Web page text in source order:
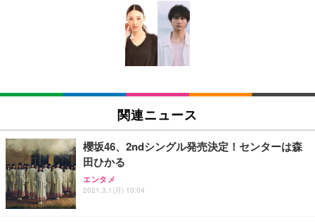
[EdoErgo] オフィスチェア 椅子 テレワーク 疲れな
い 跳ね上げ式アームレスト コンパクト 約105度ロッ
キング pc 事務椅子 360度回転 座面昇降 強化ナイロ
ン樹脂ベース 通気性メッシュ 在宅ワーク H-WY01
(黒網+黒枠+黒足)
SIHOO B100 オフィスチェア／デスクチェア メッシ
ュチェア 人間工学 疲れない ブラック
￥27,999
Sezlife オフィスチェア デスクチェア 疲れない テレ
ワーク チェア 強化バックレスト 30度ロッキング機
能 人間工学 椅子 腰サポート 90度跳ね上げ式アーム
EIZO ビジネス向けプレミアムモニター | FlexScan
EV3240X-WT | 31.5型4K UHD・USB Type-C・ホワ
￥105,595
EIZO ビジネス向けプレミアムモニター | FlexScan
￥109,572
【純正品】27"ゲーミングモニター DualSense 充電
フック付き（CFI-ZDM1J）
Amazonベーシック ペットシーツ 薄型 レギュラー 1
回使い捨て 無香料 ホワイト 300枚
Amazonベーシック ペットシーツ 厚型 ワイド 42枚
x2袋(84枚) ホワイト(吸収面:ライトブルー)
￥3,234
ネオ・ルーライフ ネオ・オムツ L 中型犬用 26枚入
り 単品
関連ニュース
櫻坂46、2ndシングル発売決定！センターは森
田ひかる
エンタメ
2021.3.1(月) 10:04